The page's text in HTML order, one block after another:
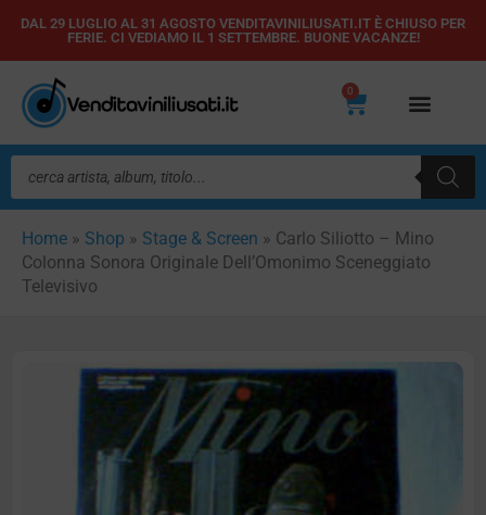
Vai
contenuto
DAL 29 LUGLIO AL 31 AGOSTO VENDITAVINILIUSATI.IT È CHIUSO PER
FERIE. CI VEDIAMO IL 1 SETTEMBRE. BUONE VACANZE!
0
Carrello
Ricerca
prodotti
Home » Shop » Stage & Screen » Carlo Siliotto – Mino
Colonna Sonora Originale Dell’Omonimo Sceneggiato
Televisivo